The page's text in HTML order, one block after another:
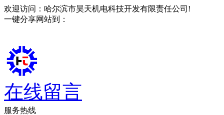
欢迎访问：哈尔滨市昊天机电科技开发有限责任公司!
一键分享网站到：
在线留言
服务热线